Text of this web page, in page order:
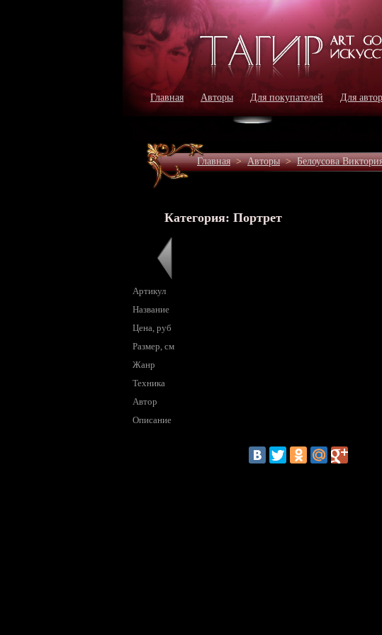
Главная Авторы Для покупателей Для
Главная>Авторы>Белоусова
Категория: Портрет
Артикул
Название
Цена, руб
Размер, см
Жанр
Техника
Автор
Описание